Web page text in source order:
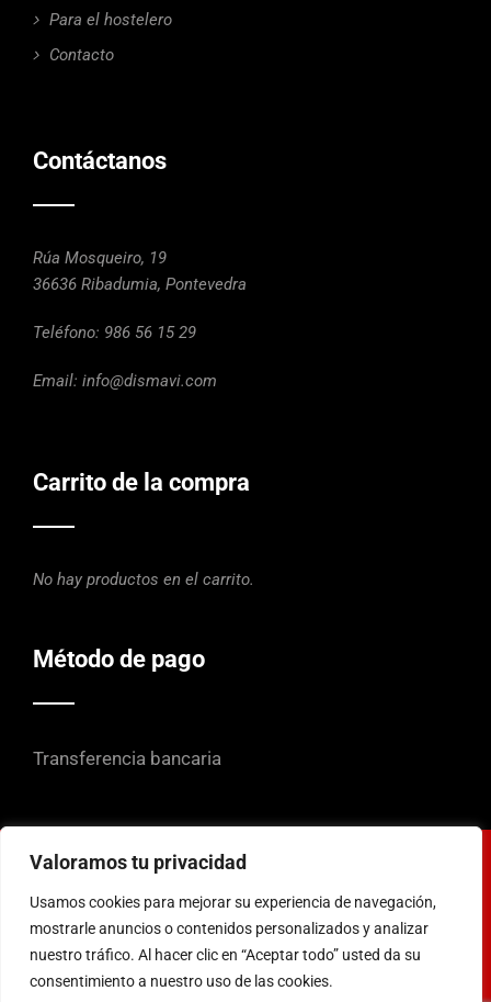
Valoramos tu privacidad
Usamos cookies para mejorar su experiencia de navegación,
mostrarle anuncios o contenidos personalizados y analizar
nuestro tráfico. Al hacer clic en “Aceptar todo” usted da su
consentimiento a nuestro uso de las cookies.
Para el hostelero
Contacto
Contáctanos
Rúa Mosqueiro, 19
36636 Ribadumia, Pontevedra
Teléfono: 986 56 15 29
Email: info@dismavi.com
Carrito de la compra
No hay productos en el carrito.
Método de pago
Transferencia bancaria
© Copyright 2024 | Dismavi |
de bebidas a hostelería zona Salnés
Accesibilidad
| Diseñado por
Citiservi Media